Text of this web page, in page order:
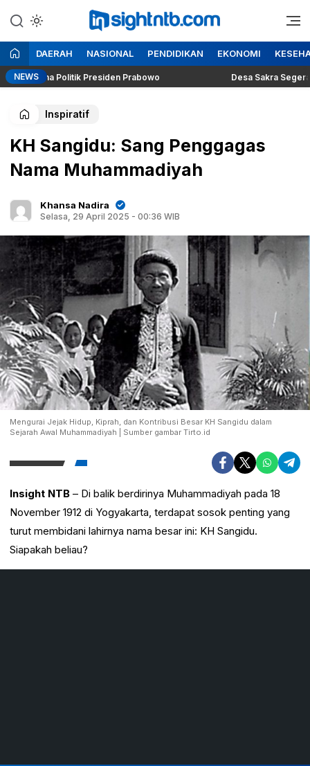
ke
konten
Insight NTB
Berita Seputar NTB
DAERAH NASIONAL PENDIDIKAN EKONOMI
NEWS
Dilema Politik Presiden Prabowo Desa Sakra Segera
Inspiratif
KH Sangidu: Sang Penggagas
Nama Muhammadiyah
Khansa Nadira
Selasa, 29 April 2025 - 00:36 WIB
Mengurai Jejak Hidup, Kiprah, dan Kontribusi Besar KH Sangidu dalam
Sejarah Awal Muhammadiyah | Sumber gambar Tirto.id
Insight NTB – Di balik berdirinya Muhammadiyah pada 18
November 1912 di Yogyakarta, terdapat sosok penting yang
turut membidani lahirnya nama besar ini: KH Sangidu.
Siapakah beliau?